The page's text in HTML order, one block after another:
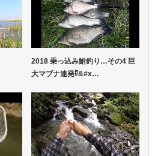
2018 乗っ込み鮒釣り…その4 巨
大マブナ連発⁉&#x…